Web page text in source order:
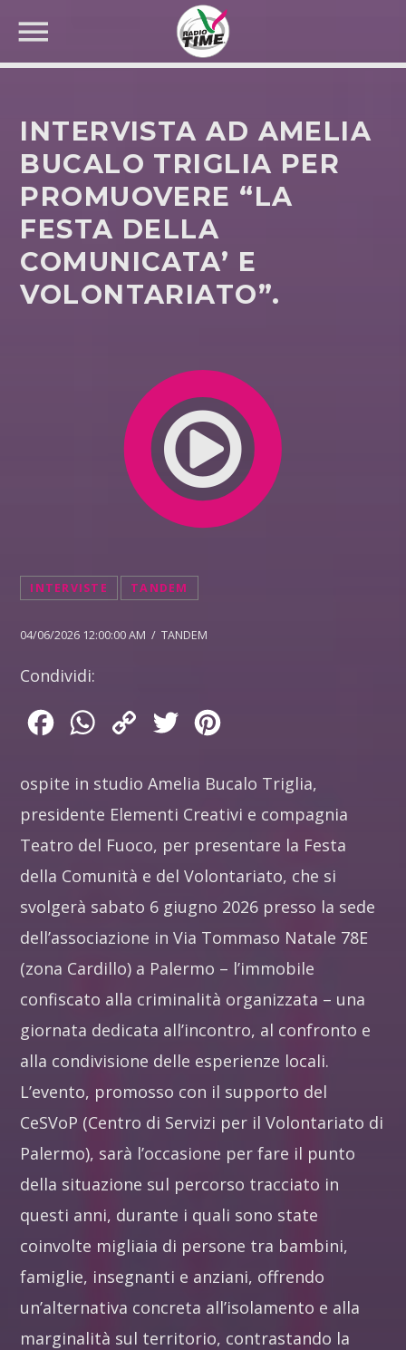
CERCA NEL SITO WEB:
INTERVISTA AD AMELIA
BUCALO TRIGLIA PER
PROMUOVERE “LA
FESTA DELLA
COMUNICATA’ E
VOLONTARIATO”.
INTERVISTE TANDEM
04/06/2026 12:00:00 AM / TANDEM
Condividi:
FacebookWhatsApp
Copy
Twitter
ospite in studio Amelia Bucalo Triglia,
presidente Elementi Creativi e compagnia
Teatro del Fuoco, per presentare la Festa
della Comunità e del Volontariato, che si
svolgerà sabato 6 giugno 2026 presso la sede
dell’associazione in Via Tommaso Natale 78E
(zona Cardillo) a Palermo – l’immobile
confiscato alla criminalità organizzata – una
giornata dedicata all’incontro, al confronto e
alla condivisione delle esperienze locali.
L’evento, promosso con il supporto del
CeSVoP (Centro di Servizi per il Volontariato di
Palermo), sarà l’occasione per fare il punto
della situazione sul percorso tracciato in
questi anni, durante i quali sono state
coinvolte migliaia di persone tra bambini,
famiglie, insegnanti e anziani, offrendo
un’alternativa concreta all’isolamento e alla
marginalità sul territorio, contrastando la